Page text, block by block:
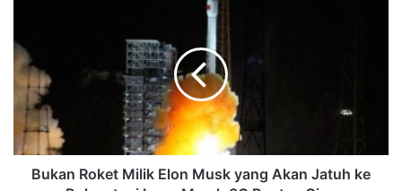
Bukan Roket Milik Elon Musk yang Akan Jatuh ke